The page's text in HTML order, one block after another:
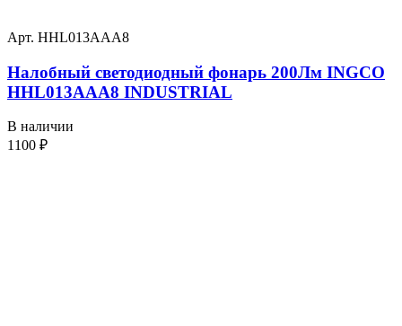
Арт. HHL013AAA8
Налобный светодиодный фонарь 200Лм INGCO
HHL013AAA8 INDUSTRIAL
В наличии
1100 ₽